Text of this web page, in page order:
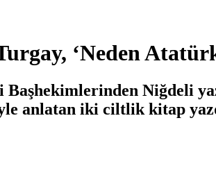
‘Neden
Başhekimlerinden Niğdeli
anlatan iki ciltlik kitap